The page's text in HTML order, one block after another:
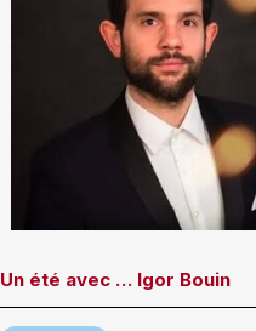
Un été avec … Igor Bouin